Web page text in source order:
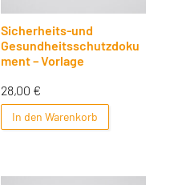
Sicherheits-und
Gesundheitsschutzdoku
ment – Vorlage
28,00 €
In den Warenkorb